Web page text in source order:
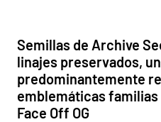
Semillas de Archive
linajes preservados,
predominantemente
emblemáticas familias
Face Off OG